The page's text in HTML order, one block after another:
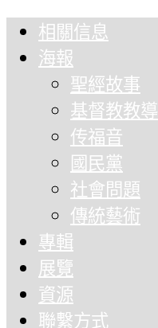
相關信息
海報
聖經故事
基督教教導
传福音
國民黨
社會問題
傳統藝術
專輯
展覽
資源
聯繫方式